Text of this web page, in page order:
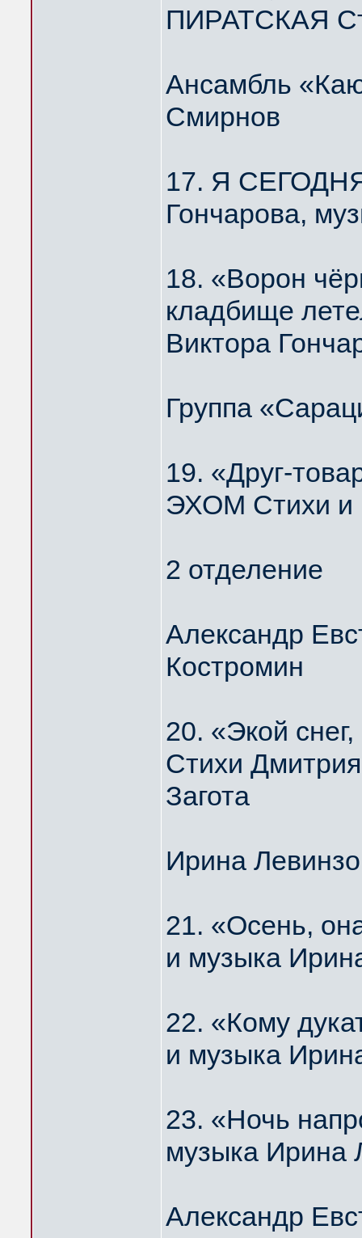
ПИРАТСКАЯ
Ансамбль
Смирнов
17. Я
Гончарова,
18. «Ворон
кладбище
Виктора
Группа
19. «Друг-
ЭХОМ Стихи и
2 отделение
Александр
Костромин
20. «Экой
Стихи
Загота
Ирина
21. «Осень,
и музыка
22. «Кому
и музыка
23. «Ночь
музыка Ирина
Александр